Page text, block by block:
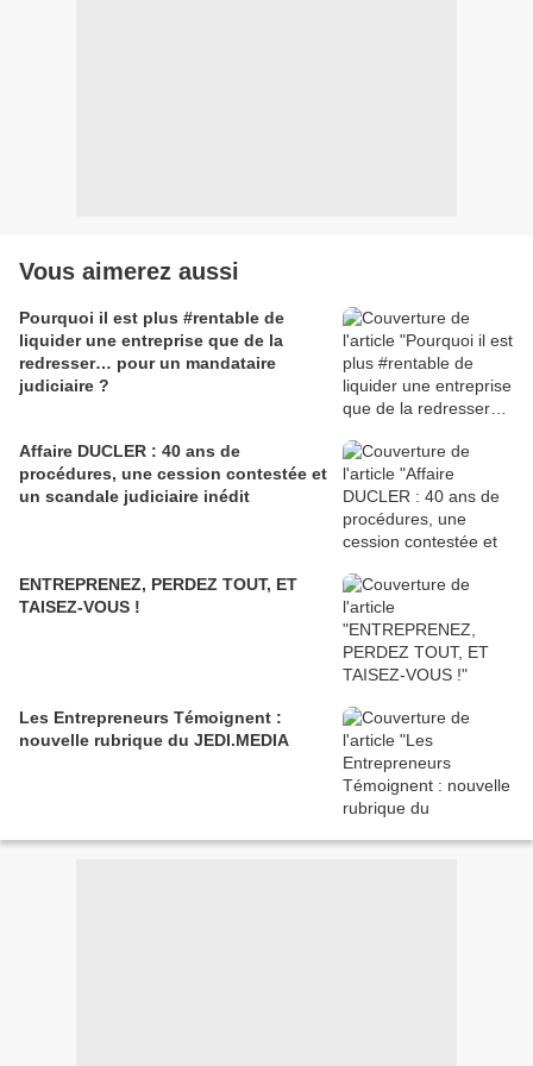
Vous aimerez aussi
Pourquoi il est plus #rentable de
liquider une entreprise que de la
redresser… pour un mandataire
judiciaire ?
Affaire DUCLER : 40 ans de
procédures, une cession contestée et
un scandale judiciaire inédit
ENTREPRENEZ, PERDEZ TOUT, ET
TAISEZ-VOUS !
Les Entrepreneurs Témoignent :
nouvelle rubrique du JEDI.MEDIA